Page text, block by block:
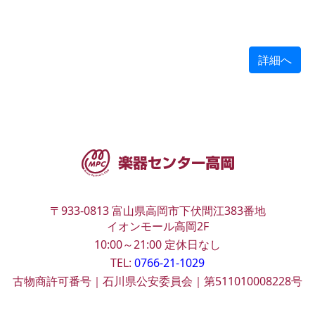
詳細へ
〒933-0813 富山県高岡市下伏間江383番地
イオンモール高岡2F
10:00～21:00 定休日なし
TEL: 0766-21-1029
古物商許可番号｜石川県公安委員会｜第511010008228号